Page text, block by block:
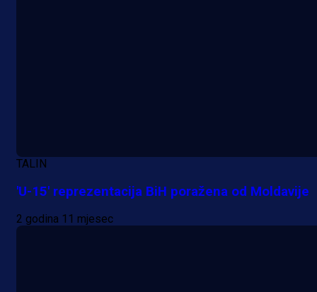
TALIN
'U-15' reprezentacija BiH poražena od Moldavije
2 godina 11 mjesec